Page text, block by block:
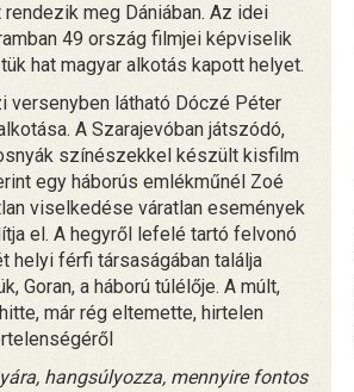
meg Dániában. Az idei
49 ország filmjei képviselik
hat magyar alkotás kapott helyet.
versenyben látható Dóczé Péter
A Szarajevóban játszódó,
színészekkel készült kisfilm
egy háborús emlékműnél Zoé
viselkedése váratlan események
el. A hegyről lefelé tartó felvonó
helyi férfi társaságában találja
Goran, a háború túlélője. A múlt,
már rég eltemette, hirtelen
hangsúlyozza, mennyire fontos